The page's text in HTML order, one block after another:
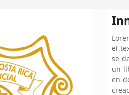
el
se
un
en